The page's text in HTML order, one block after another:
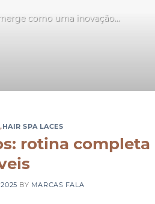
como uma inovação...
,HAIR SPA LACES
rotina completa
BY MARCAS FALA